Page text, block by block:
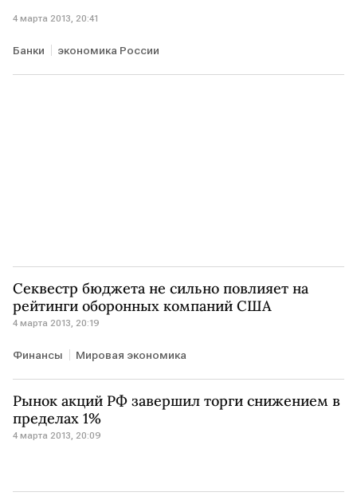
4 марта 2013, 20:41
Банки экономика России
Секвестр бюджета не сильно повлияет на
рейтинги оборонных компаний США
4 марта 2013, 20:19
Финансы Мировая экономика
Рынок акций РФ завершил торги снижением в
пределах 1%
4 марта 2013, 20:09